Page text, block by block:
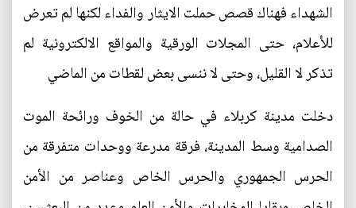
الشهداء فهناك قصص حملت الايثار والفداء لكنها لم تعرض
للأعلام، حتى المجلات الورقية والمواقع الالكترونية لم
تذكر لا القليل، وحتى لا ننسى بعض لقطات من الماضي
دخلت مدينة كربلاء في حالة من الخوف ورائحة الموت
الصدامية وسط المدينة، فرقة مدرعة ووحدات متفرقة من
الحرس الجمهوري والحرس الخاص وعناصر من الأمن